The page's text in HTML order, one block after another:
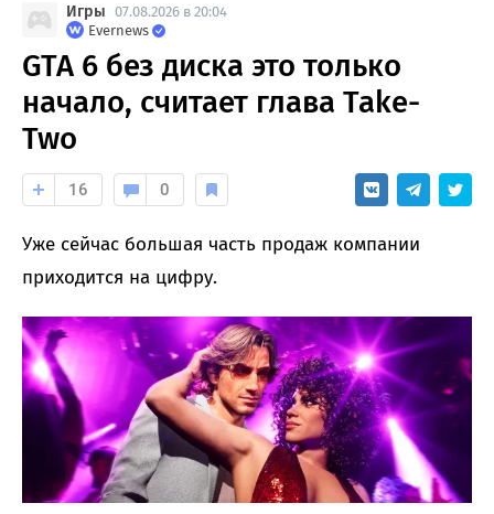
Игры 07.08.2026 в 20:04
Evernews
GTA 6 без диска это только
начало, считает глава Take-
Two
16 0
Уже сейчас большая часть продаж компании
приходится на цифру.